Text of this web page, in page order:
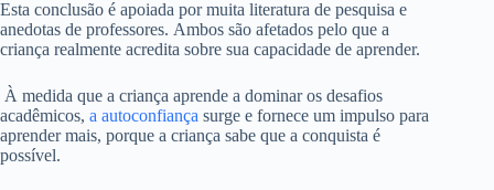
Esta conclusão é apoiada por muita literatura de pesquisa e
anedotas de professores. Ambos são afetados pelo que a
criança realmente acredita sobre sua capacidade de aprender.
À medida que a criança aprende a dominar os desafios
acadêmicos, a autoconfiança surge e fornece um impulso para
aprender mais, porque a criança sabe que a conquista é
possível.